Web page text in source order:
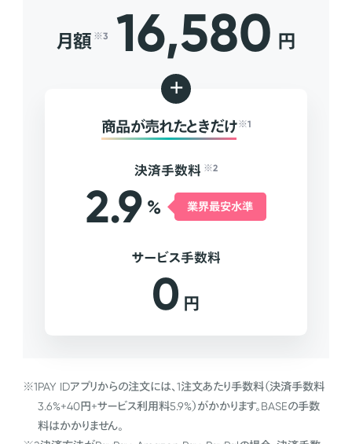
月額 ※3 16,580 円
+
商品が売れたときだけ ※1
決済手数料 ※2
2.9 % 業界最安水準
サービス手数料
0 円
※1PAY IDアプリからの注文には、1注文あたり手数料（決済手数料
3.6%+40円+サービス利用料5.9%）がかかります。BASEの手数
料はかかりません。